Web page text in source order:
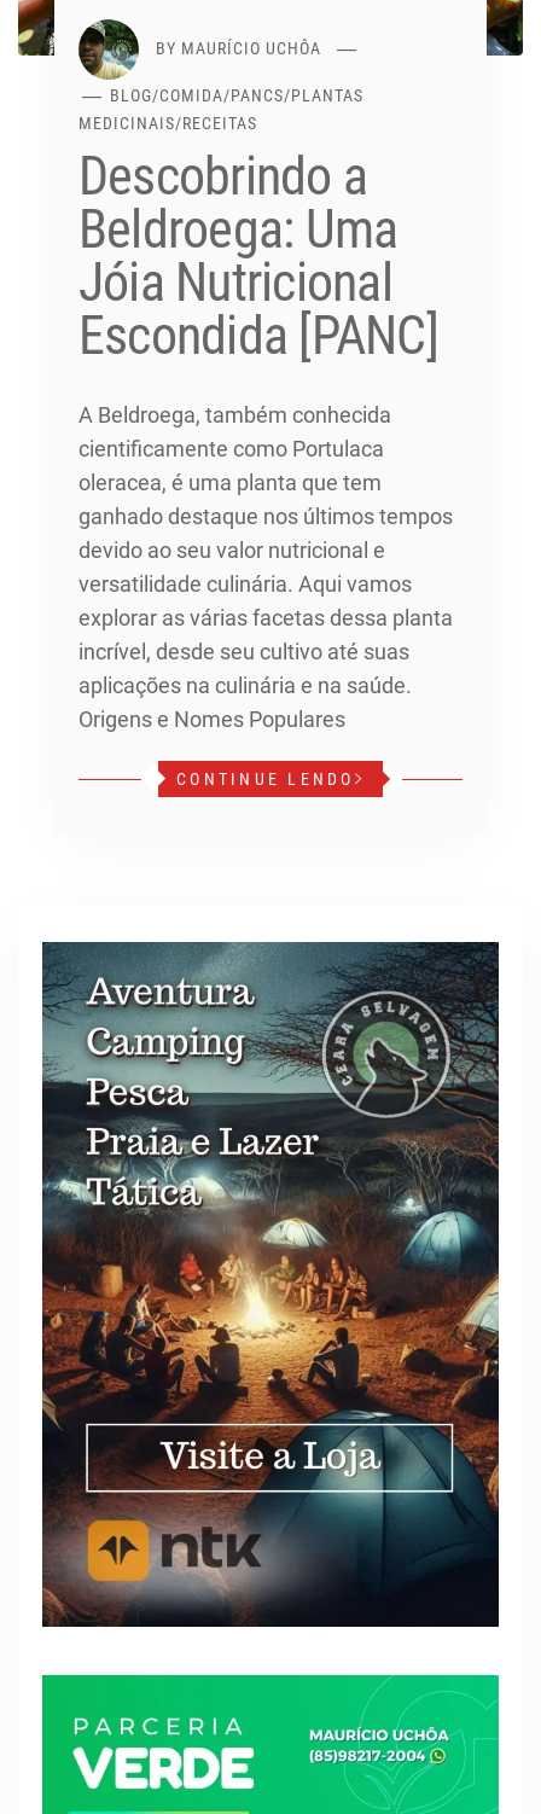
BY MAURÍCIO UCHÔA
BLOG/COMIDA/PANCS/PLANTAS
MEDICINAIS/RECEITAS
Descobrindo a
Beldroega: Uma
Jóia Nutricional
Escondida [PANC]
A Beldroega, também conhecida
cientificamente como Portulaca
oleracea, é uma planta que tem
ganhado destaque nos últimos tempos
devido ao seu valor nutricional e
versatilidade culinária. Aqui vamos
explorar as várias facetas dessa planta
incrível, desde seu cultivo até suas
aplicações na culinária e na saúde.
Origens e Nomes Populares
CONTINUE LENDO